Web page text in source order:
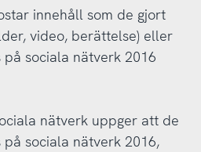
innehåll som de gjort
video, berättelse) eller
sociala nätverk 2016
nätverk uppger att de
sociala nätverk 2016,